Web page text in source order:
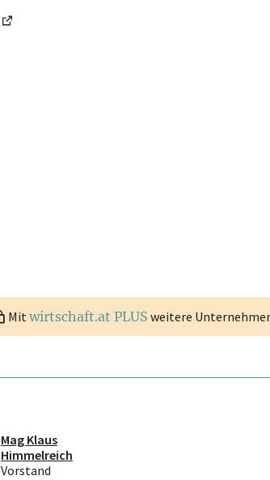
Mitwirtschaft.at PLUS weitere
Mag Klaus
Himmelreich
Vorstand